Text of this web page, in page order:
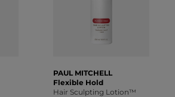
PAUL MITCHELL
Flexible Hold
Hair Sculpting Lotion™